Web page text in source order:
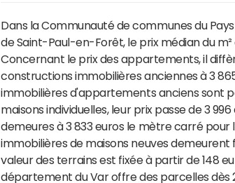
Dans la Communauté de communes du
de Saint-Paul-en-Forêt, le prix médian du
Concernant le prix des appartements, il
constructions immobilières anciennes à 3
immobilières d'appartements anciens sont
maisons individuelles, leur prix passe de 3
demeures à 3 833 euros le mètre carré pour
immobilières de maisons neuves demeurent
valeur des terrains est fixée à partir de 148
département du Var offre des parcelles dès